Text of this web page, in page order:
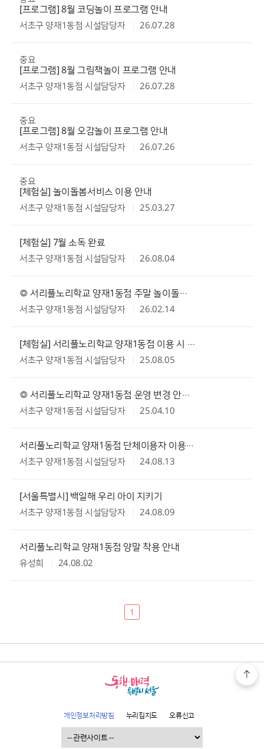
[프로그램] 8월 코딩놀이 프로그램 안내
서초구 양재1동점 시설담당자 26.07.28
중요
[프로그램] 8월 그림책놀이 프로그램 안내
서초구 양재1동점 시설담당자 26.07.28
중요
[프로그램] 8월 오감놀이 프로그램 안내
서초구 양재1동점 시설담당자 26.07.26
중요
[체험실] 놀이돌봄서비스 이용 안내
서초구 양재1동점 시설담당자 25.03.27
[체험실] 7월 소독 완료
서초구 양재1동점 시설담당자 26.08.04
◎ 서리풀노리학교 양재1동점 주말 놀이돌봄서비스 미운영 안내 ◎
서초구 양재1동점 시설담당자 26.02.14
[체험실] 서리풀노리학교 양재1동점 이용 시 주차 안내
서초구 양재1동점 시설담당자 25.08.05
◎ 서리풀노리학교 양재1동점 운영 변경 안내 ◎
서초구 양재1동점 시설담당자 25.04.10
서리풀노리학교 양재1동점 단체이용자 이용시 안내사항
서초구 양재1동점 시설담당자 24.08.13
[서울특별시] 백일해 우리 아이 지키기
서초구 양재1동점 시설담당자 24.08.09
서리풀노리학교 양재1동점 양말 착용 안내
유성희 24.08.02
1
개인정보처리방침 누리집지도 오류신고